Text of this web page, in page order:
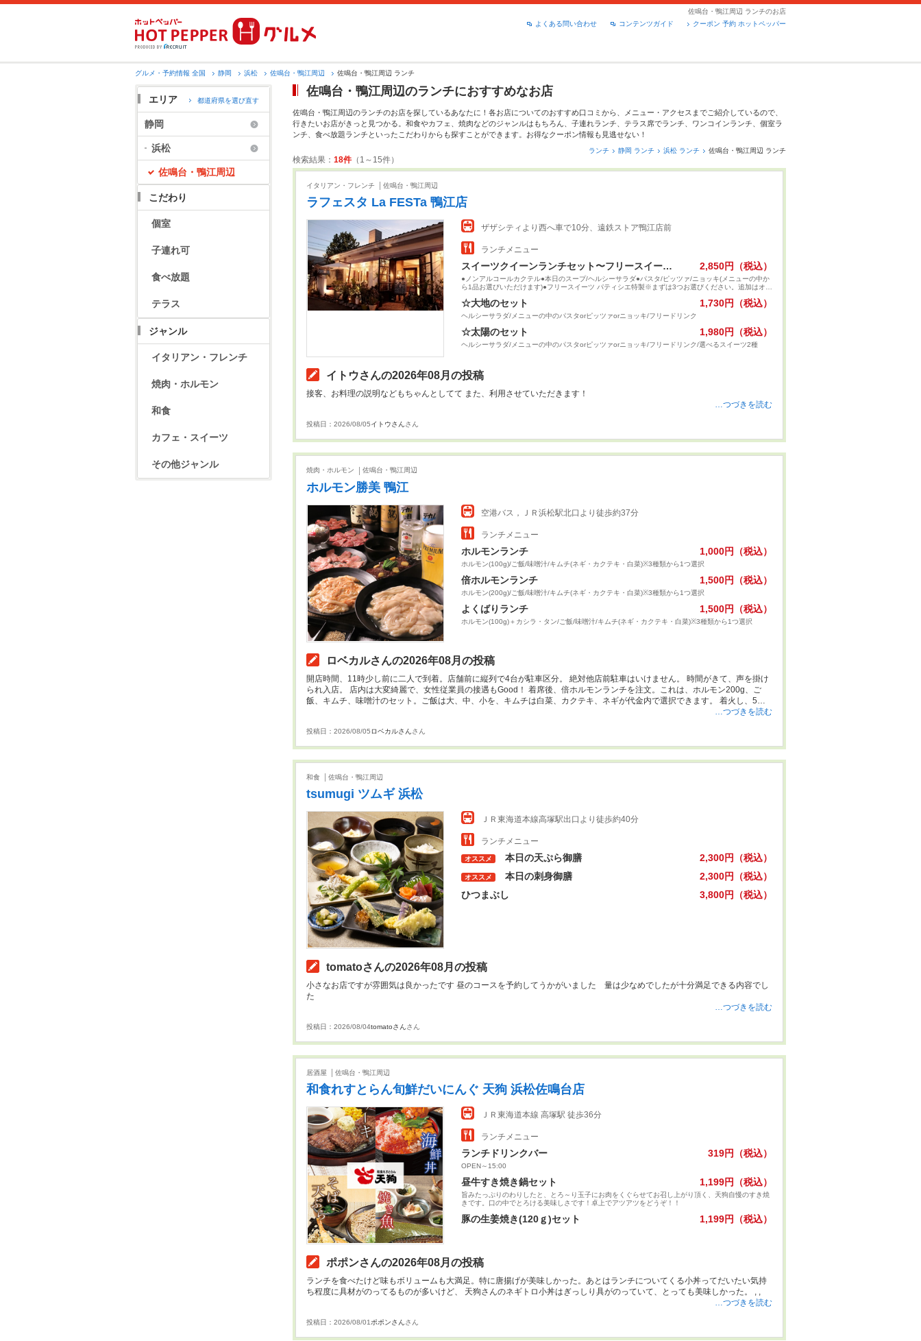
佐鳴台・鴨江周辺 ランチのお店
クーポン 予約 ホットペッパー
コンテンツガイド
よくある問い合わせ
グルメ・予約情報 全国 静岡 浜松 佐鳴台・鴨江周辺 佐鳴台・鴨江周辺 ランチ
エリア 都道府県を選び直す
静岡
浜松
佐鳴台・鴨江周辺
こだわり
個室
子連れ可
食べ放題
テラス
ジャンル
イタリアン・フレンチ
焼肉・ホルモン
和食
カフェ・スイーツ
その他ジャンル
佐鳴台・鴨江周辺のランチにおすすめなお店
佐鳴台・鴨江周辺のランチのお店を探しているあなたに！各お店についてのおすすめ口コミから、メニュー・アクセスまでご紹介しているので、
行きたいお店がきっと見つかる。和食やカフェ、焼肉などのジャンルはもちろん、子連れランチ、テラス席でランチ、ワンコインランチ、個室ラ
ンチ、食べ放題ランチといったこだわりからも探すことができます。お得なクーポン情報も見逃せない！
ランチ 静岡 ランチ 浜松 ランチ 佐鳴台・鴨江周辺 ランチ
検索結果： 18件 （1～15件）
イタリアン・フレンチ 佐鳴台・鴨江周辺
ラフェスタ La FESTa 鴨江店
ザザシティより西へ車で10分、遠鉄ストア鴨江店前
ランチメニュー
スイーツクイーンランチセット〜フリースイーツ、フリードリンクの付いたランチコースです。〜 2,850円（税込）
●ノンアルコールカクテル●本日のスープ/ヘルシーサラダ●パスタ/ピッツァ/ニョッキ(メニューの中か
ら1品お選びいただけます)●フリースイーツ パティシエ特製※まずは3つお選びください。追加はオー
時間制となっております。～※予約受付は前日までとなります。
☆大地のセット 1,730円（税込）
ヘルシーサラダ/メニューの中のパスタorピッツァorニョッキ/フリードリンク
☆太陽のセット 1,980円（税込）
ヘルシーサラダ/メニューの中のパスタorピッツァorニョッキ/フリードリンク/選べるスイーツ2種
イトウさんの2026年08月の投稿
接客、お料理の説明などもちゃんとしてて また、利用させていただきます！
…つづきを読む
投稿日：2026/08/05イトウさんさん
焼肉・ホルモン 佐鳴台・鴨江周辺
ホルモン勝美 鴨江
空港バス，ＪＲ浜松駅北口より徒歩約37分
ランチメニュー
ホルモンランチ 1,000円（税込）
ホルモン(100g)/ご飯/味噌汁/キムチ(ネギ・カクテキ・白菜)※3種類から1つ選択
倍ホルモンランチ 1,500円（税込）
ホルモン(200g)/ご飯/味噌汁/キムチ(ネギ・カクテキ・白菜)※3種類から1つ選択
よくばりランチ 1,500円（税込）
ホルモン(100g)＋カシラ・タン/ご飯/味噌汁/キムチ(ネギ・カクテキ・白菜)※3種類から1つ選択
ロベカルさんの2026年08月の投稿
開店時間、11時少し前に二人で到着。店舗前に縦列で4台が駐車区分。 絶対他店前駐車はいけません。 時間がきて、声を掛け
られ入店。 店内は大変綺麗で、女性従業員の接遇もGood！ 着席後、倍ホルモンランチを注文。これは、ホルモン200g、ご
飯、キムチ、味噌汁のセット。ご飯は大、中、小を、キムチは白菜、カクテキ、ネギが代金内で選択できます。 着火し、5分
…つづきを読む
投稿日：2026/08/05 ロベカルさんさん
和食 佐鳴台・鴨江周辺
tsumugi ツムギ 浜松
ＪＲ東海道本線高塚駅出口より徒歩約40分
ランチメニュー
オススメ 本日の天ぷら御膳 2,300円（税込）
オススメ 本日の刺身御膳
2,300円（税込）
ひつまぶし
3,800円（税込）
tomatoさんの2026年08月の投稿
小さなお店ですが雰囲気は良かったです 昼のコースを予約してうかがいました 量は少なめでしたが十分満足できる内容でし
た
…つづきを読む
投稿日：2026/08/04tomatoさんさん
居酒屋 佐鳴台・鴨江周辺
和食れすとらん旬鮮だいにんぐ 天狗 浜松佐鳴台店
ＪＲ東海道本線 高塚駅 徒歩36分
ランチメニュー
ランチドリンクバー 319円（税込）
OPEN～15:00
昼牛すき焼き鍋セット 1,199円（税込）
旨みたっぷりのわりしたと、とろ～り玉子にお肉をくぐらせてお召し上がり頂く、天狗自慢のすき焼
きです。口の中でとろける美味しさです！卓上でアツアツをどうぞ！！
豚の生姜焼き(120ｇ)セット 1,199円（税込）
ポポンさんの2026年08月の投稿
ランチを食べたけど味もボリュームも大満足。特に唐揚げが美味しかった。あとはランチについてくる小丼ってだいたい気持
ち程度に具材がのってるものが多いけど、 天狗さんのネギトロ小丼はぎっしり具がのっていて、とっても美味しかった。 , ,
…つづきを読む
投稿日：2026/08/01ポポンさんさん